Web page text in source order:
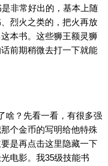
非常好出的，基本上随
烈火之类的，把火再放
本书。这些狮王额灵狮
前期稍微去打一下就能
？先看一看，有很多强
个金币的写明给他特殊
是再点击这里隐藏一下
电影。我35级技能书